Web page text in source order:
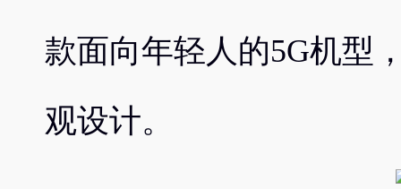
款面向年轻人的5G机型
观设计。